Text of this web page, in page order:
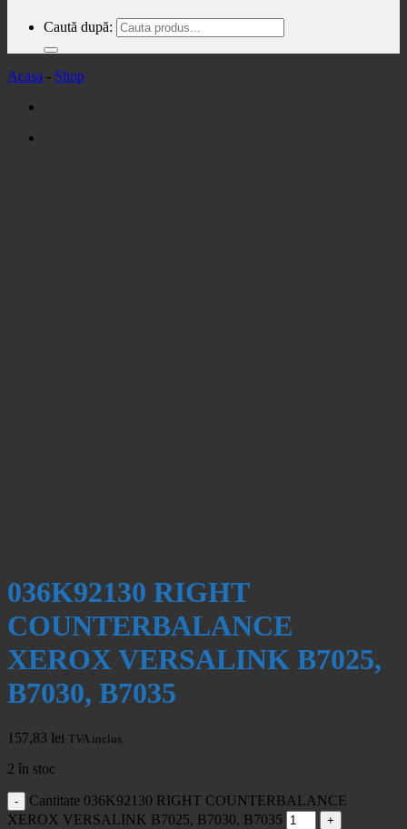
Caută după:
Acasa - Shop
036K92130 RIGHT
COUNTERBALANCE
XEROX VERSALINK B7025,
B7030, B7035
157,83 lei TVA inclus.
2 în stoc
Cantitate 036K92130 RIGHT COUNTERBALANCE
XEROX VERSALINK B7025, B7030, B7035